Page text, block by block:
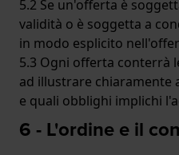
5.2 Se un'offerta è
validità o è soggetta a
in modo esplicito
5.3 Ogni offerta conterrà
ad illustrare chiaramente
e quali obblighi implichi
6 - L'ordine e il